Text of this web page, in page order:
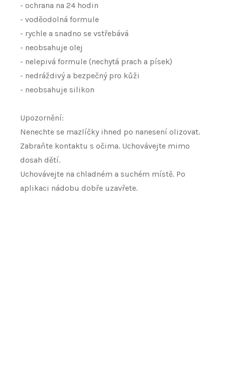
- ochrana na 24 hodin
- voděodolná formule
- rychle a snadno se vstřebává
- neobsahuje olej
- nelepivá formule (nechytá prach a písek)
- nedráždivý a bezpečný pro kůži
- neobsahuje silikon
Upozornění:
Nenechte se mazlíčky ihned po nanesení olizovat.
Zabraňte kontaktu s očima. Uchovávejte mimo
dosah dětí.
Uchovávejte na chladném a suchém místě. Po
aplikaci nádobu dobře uzavřete.